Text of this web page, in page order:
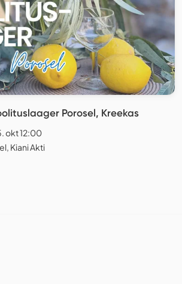
Porosel, Kreekas
okt 12:00
Kiani Akti